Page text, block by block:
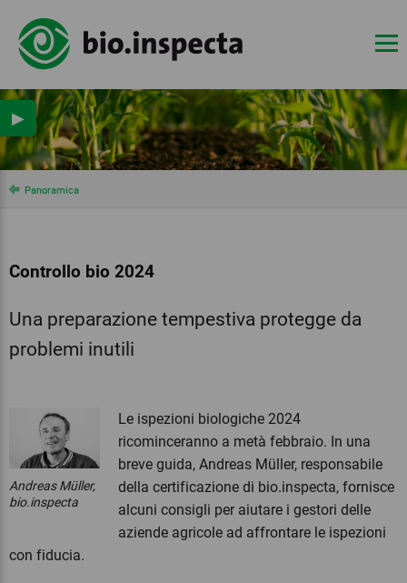
Panoramica
Controllo bio 2024
Una preparazione tempestiva protegge da
problemi inutili
Andreas Müller,
bio.inspecta
Le ispezioni biologiche 2024
ricominceranno a metà febbraio. In una
breve guida, Andreas Müller, responsabile
della certificazione di bio.inspecta, fornisce
alcuni consigli per aiutare i gestori delle
aziende agricole ad affrontare le ispezioni
con fiducia.
▶